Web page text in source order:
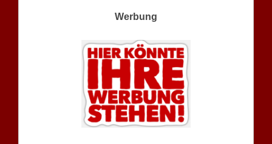
Werbung